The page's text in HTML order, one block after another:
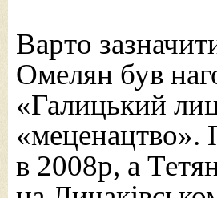
Варто
Омелян був
«Галицький
в 2008р, а